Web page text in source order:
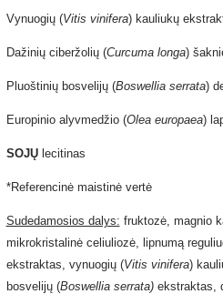
Vynuogių (Vitis vinifera)
Dažinių ciberžolių (Curcuma longa)
Pluoštinių bosvelijų (Boswellia serrata)
Europinio alyvmedžio (Olea europaea)
SOJŲlecitinas
*Referencinė maistinė vertė
Sudedamosios dalys: fruktozė, magnio
mikrokristalinė celiuliozė, lipnumą
ekstraktas, vynuogių (Vitis vinifera)
bosvelijų (Boswellia serrata)ekstraktas,